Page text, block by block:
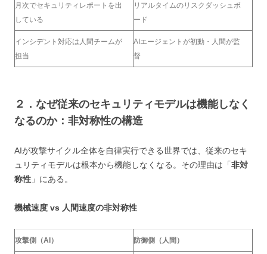
月次でセキュリティレポートを出
している
リアルタイムのリスクダッシュボ
ード
インシデント対応は人間チームが
担当
AIエージェントが初動・人間が監
督
２．なぜ従来のセキュリティモデルは機能しなく
なるのか：非対称性の構造
AIが攻撃サイクル全体を自律実行できる世界では、従来のセキ
ュリティモデルは根本から機能しなくなる。その理由は「非対
称性 」にある。
機械速度 vs 人間速度の非対称性
攻撃側（AI） 防御側（人間）